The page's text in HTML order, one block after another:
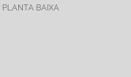
PLANTA BAIXA